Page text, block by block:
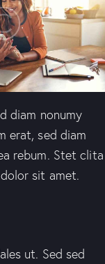
diam nonumy
erat, sed diam
rebum. Stet clita
sit amet.
ut. Sed sed